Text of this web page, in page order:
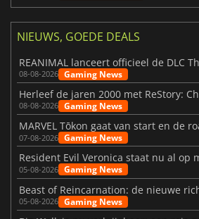
NIEUWS, GOEDE DEALS
REANIMAL lanceert officieel de DLC
08-08-2026 Gaming News
08-08-2026 Gaming News
07-08-2026 Gaming News
05-08-2026 Gaming News
05-08-2026 Gaming News